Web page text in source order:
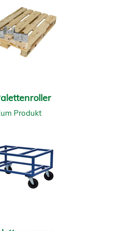
Produkt